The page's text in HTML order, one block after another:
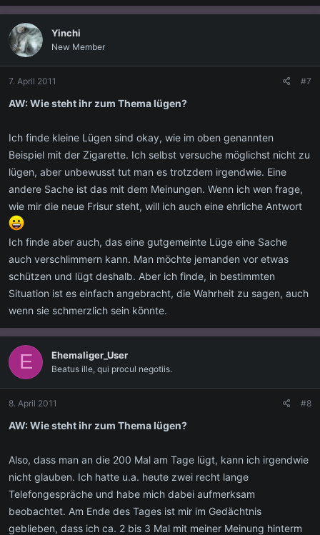
Yinchi
New Member
7. April 2011 #7
AW: Wie steht ihr zum Thema lügen?
Ich finde kleine Lügen sind okay, wie im oben genannten
Beispiel mit der Zigarette. Ich selbst versuche möglichst nicht zu
lügen, aber unbewusst tut man es trotzdem irgendwie. Eine
andere Sache ist das mit dem Meinungen. Wenn ich wen frage,
wie mir die neue Frisur steht, will ich auch eine ehrliche Antwort
Ich finde aber auch, das eine gutgemeinte Lüge eine Sache
auch verschlimmern kann. Man möchte jemanden vor etwas
schützen und lügt deshalb. Aber ich finde, in bestimmten
Situation ist es einfach angebracht, die Wahrheit zu sagen, auch
wenn sie schmerzlich sein könnte.
E Ehemaliger_User
Beatus ille, qui procul negotiis.
8. April 2011 #8
AW: Wie steht ihr zum Thema lügen?
Also, dass man an die 200 Mal am Tage lügt, kann ich irgendwie
nicht glauben. Ich hatte u.a. heute zwei recht lange
Telefongespräche und habe mich dabei aufmerksam
beobachtet. Am Ende des Tages ist mir im Gedächtnis
geblieben, dass ich ca. 2 bis 3 Mal mit meiner Meinung hinterm